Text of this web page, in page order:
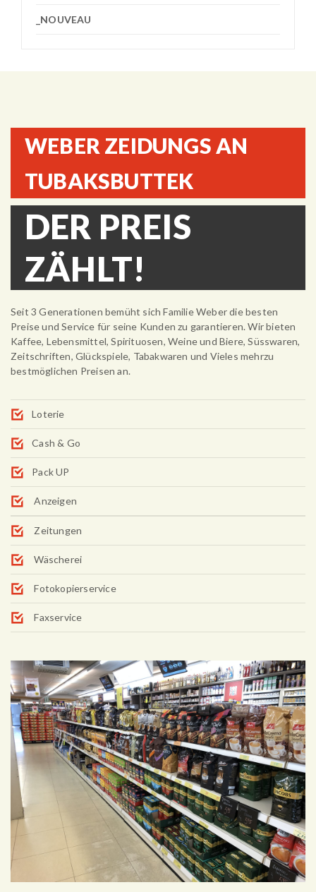
_NOUVEAU
WEBER ZEIDUNGS AN
TUBAKSBUTTEK
DER PREIS
ZÄHLT!
Seit 3 Generationen bemüht sich Familie Weber die besten
Preise und Service für seine Kunden zu garantieren. Wir bieten
Kaffee, Lebensmittel, Spirituosen, Weine und Biere, Süsswaren,
Zeitschriften, Glückspiele, Tabakwaren und Vieles mehrzu
bestmöglichen Preisen an.
Loterie
Cash & Go
Pack UP
Anzeigen
Zeitungen
Wäscherei
Fotokopierservice
Faxservice